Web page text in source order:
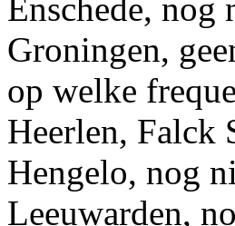
Enschede, nog
Groningen,
op welke
Heerlen, Falck
Hengelo, nog
Leeuwarden,